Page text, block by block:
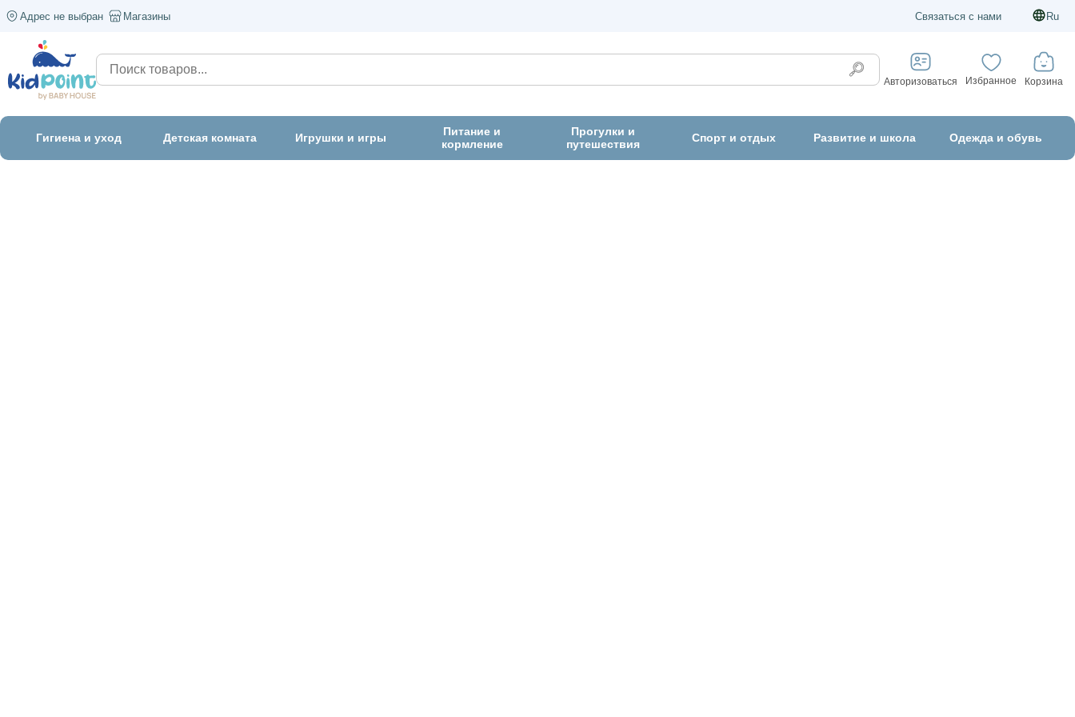
Адрес не выбран Магазины Связаться с нами Ru
Авторизоваться Избранное Корзина
Гигиена и уход Детская комната Игрушки и игры
Питание и
кормление
Прогулки и
путешествия
Спорт и отдых Развитие и школа Одежда и обувь